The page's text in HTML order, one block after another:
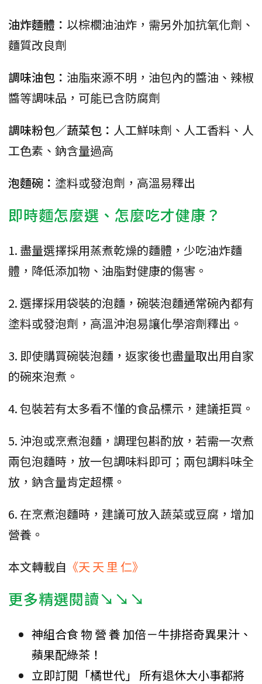
油炸麵體： 以棕櫚油油炸，需另外加抗氧化劑、
麵質改良劑
調味油包： 油脂來源不明，油包內的醬油、辣椒
醬等調味品，可能已含防腐劑
調味粉包／蔬菜包： 人工鮮味劑、人工香料、人
工色素、鈉含量過高
泡麵碗： 塗料或發泡劑，高溫易釋出
即時麵怎麼選、怎麼吃才健康？
1. 盡量選擇採用蒸煮乾燥的麵體，少吃油炸麵
體，降低添加物、油脂對健康的傷害。
2. 選擇採用袋裝的泡麵，碗裝泡麵通常碗內都有
塗料或發泡劑，高溫沖泡易讓化學溶劑釋出。
3. 即使購買碗裝泡麵，返家後也盡量取出用自家
的碗來泡煮。
4. 包裝若有太多看不懂的食品標示，建議拒買。
5. 沖泡或烹煮泡麵，調理包斟酌放，若需一次煮
兩包泡麵時，放一包調味料即可；兩包調料味全
放，鈉含量肯定超標。
6. 在烹煮泡麵時，建議可放入蔬菜或豆腐，增加
營養。
本文轉載自 《天 天 里 仁》
更多精選閱讀↘↘↘
神組合食 物 營 養 加倍－牛排搭奇異果汁、
蘋果配綠茶！
立即訂閱「橘世代」 所有退休大小事都將